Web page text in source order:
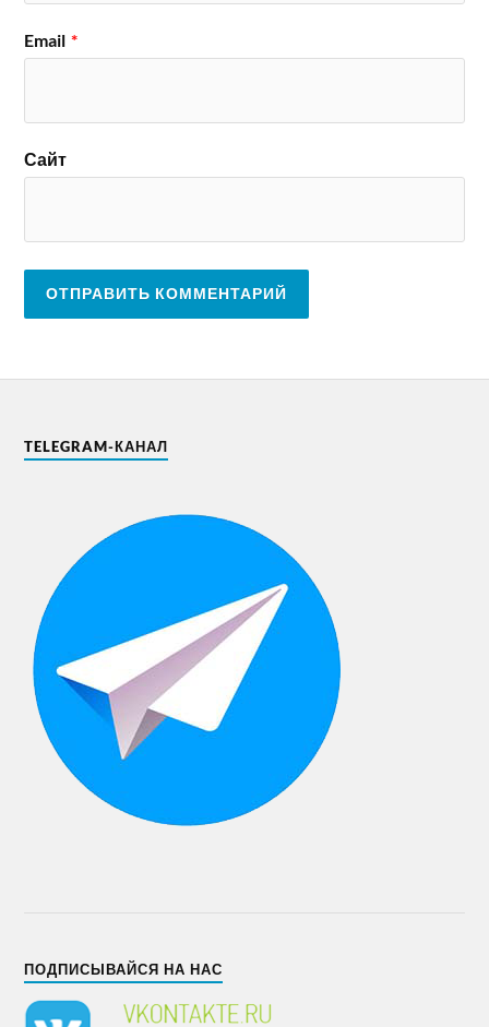
Email *
Сайт
TELEGRAM-КАНАЛ
ПОДПИСЫВАЙСЯ НА НАС